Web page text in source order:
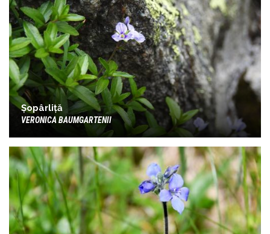
Șopârliță
VERONICA BAUMGARTENII